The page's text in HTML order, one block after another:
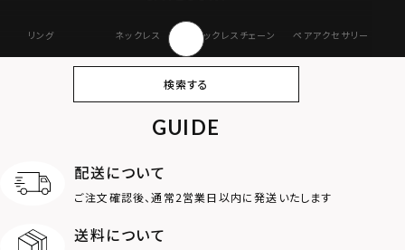
リング ネックレス ネックレスチェーン ペアアクセサリー
オンラインストア
ギフトボックス
MOTIF
ダブルリング
検索する
GUIDE
配送について
ご注文確認後、通常2営業日以内に発送いたします
送料について